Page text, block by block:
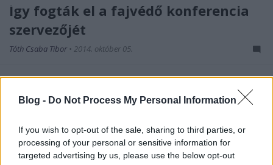
Blog - Do Not Process My Personal Information
If you wish to opt-out of the sale, sharing to third parties, or
processing of your personal or sensitive information for
targeted advertising by us, please use the below opt-out
Így fogták el a fajvédő konferencia
szervezőjét
Tóth Csaba Tibor • 2014. október 05.
Előző értesüléseknek megfelelően a budai Clock
Caféban tartóztatták le a hétvégén esedékes fajvédő
konferencia főszervezőjét, Richard Spencert. Egy
helyszínen lévő 30 emberből csak Spencert
tartóztatták le, és az őket…